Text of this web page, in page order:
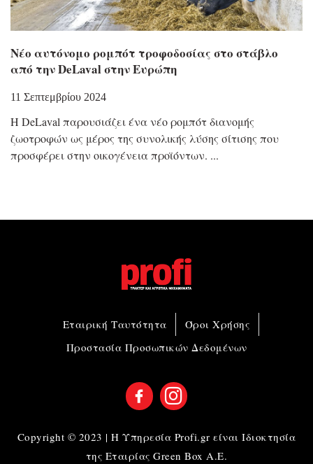
Nέο αυτόνομο ρομπότ τροφοδοσίας στο στάβλο
από την DeLaval στην Ευρώπη
11 Σεπτεμβρίου 2024
Η DeLaval παρουσιάζει ένα νέο ρομπότ διανομής
ζωοτροφών ως μέρος της συνολικής λύσης σίτισης που
προσφέρει στην οικογένεια προϊόντων.
Εταιρική Ταυτότητα
Όροι Χρήσης
Προστασία Προσωπικών Δεδομένων
Copyright © 2023 | Η Υπηρεσία Profi.gr είναι Ιδιοκτησία
της Εταιρίας Green Box A.E.